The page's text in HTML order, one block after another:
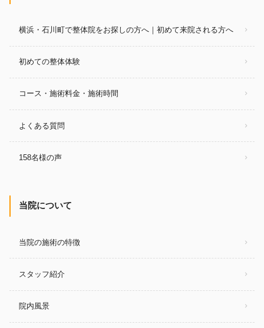
横浜・石川町で整体院をお探しの方へ｜初めて来院される方へ
初めての整体体験
コース・施術料金・施術時間
よくある質問
158名様の声
当院について
当院の施術の特徴
スタッフ紹介
院内風景